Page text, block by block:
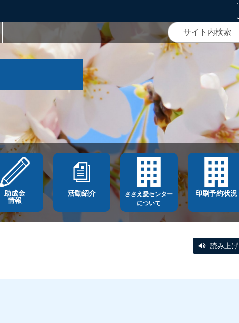
助成金
情報
活動紹介
ささえ愛センター
について
印刷予約状況
読み上げ